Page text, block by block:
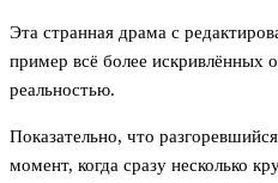
Эта странная драма с
пример всё более искривлённых
реальностью.
Показательно, что
момент, когда сразу несколько